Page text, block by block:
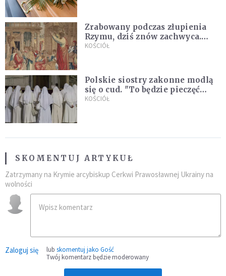
Zrabowany podczas złupienia
Rzymu, dziś znów zachwyca.
Wyjątkowy arras w Castel
KOŚCIÓŁ
Polskie siostry zakonne modlą
się o cud. "To będzie pieczęć
Pana Boga dla naszej wiary"
KOŚCIÓŁ
SKOMENTUJ ARTYKUŁ
Zatrzymany na Krymie arcybiskup Cerkwi Prawosławnej Ukrainy na
wolności
Zaloguj się lub skomentuj jako Gość
Twój komentarz będzie moderowany